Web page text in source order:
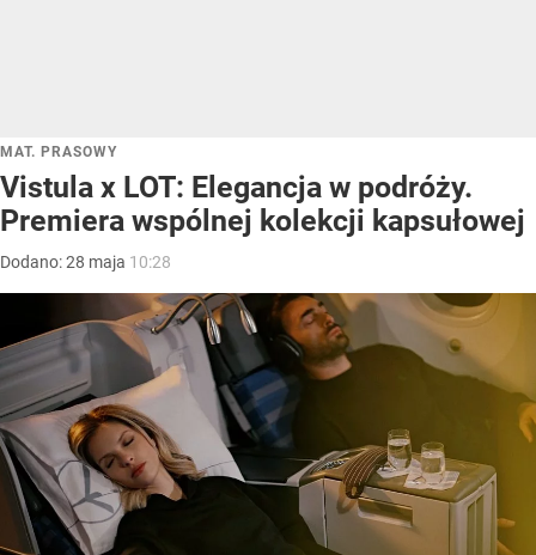
MAT. PRASOWY
Vistula x LOT: Elegancja w podróży.
Premiera wspólnej kolekcji kapsułowej
Dodano:28 maja 10:28